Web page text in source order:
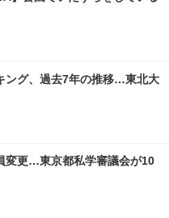
ング、過去7年の推移…東北大
変更…東京都私学審議会が10